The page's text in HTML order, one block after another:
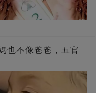
也不像爸爸，五官